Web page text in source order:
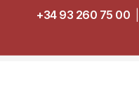
+34 93 260 75 00